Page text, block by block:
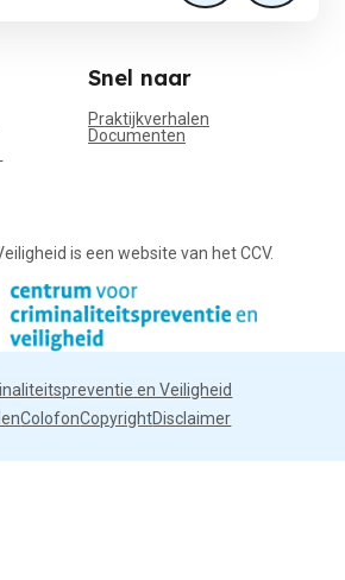
Snel naar
Praktijkverhalen
Documenten
is een website van het CCV.
en Veiligheid
ColofonCopyrightDisclaimer